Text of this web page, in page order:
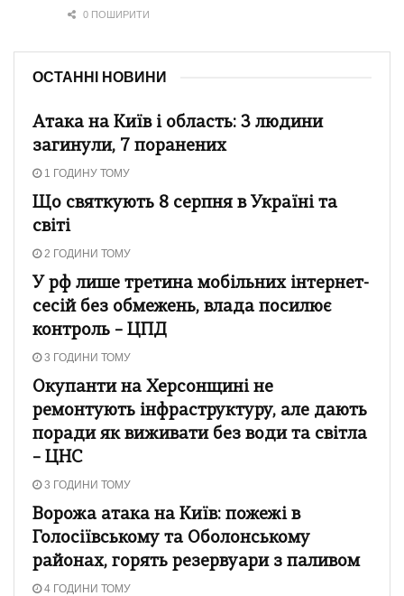
0 ПОШИРИТИ
ОСТАННІ НОВИНИ
Атака на Київ і область: 3 людини
загинули, 7 поранених
1 ГОДИНУ ТОМУ
Що святкують 8 серпня в Україні та
світі
2 ГОДИНИ ТОМУ
У рф лише третина мобільних інтернет-
сесій без обмежень, влада посилює
контроль – ЦПД
3 ГОДИНИ ТОМУ
Окупанти на Херсонщині не
ремонтують інфраструктуру, але дають
поради як виживати без води та світла
– ЦНС
3 ГОДИНИ ТОМУ
Ворожа атака на Київ: пожежі в
Голосіївському та Оболонському
районах, горять резервуари з паливом
4 ГОДИНИ ТОМУ